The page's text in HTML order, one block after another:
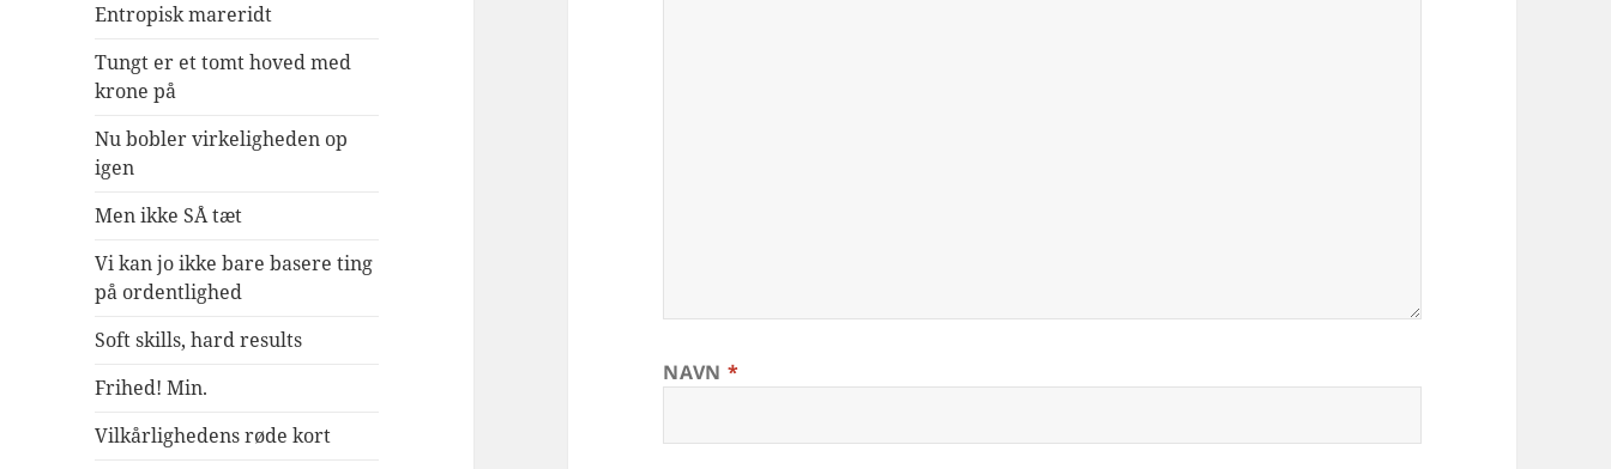
Entropisk mareridt
Tungt er et tomt hoved med
krone på
Nu bobler virkeligheden op
igen
Men ikke SÅ tæt
Vi kan jo ikke bare basere ting
på ordentlighed
Soft skills, hard results
Frihed! Min.
Vilkårlighedens røde kort
NAVN *